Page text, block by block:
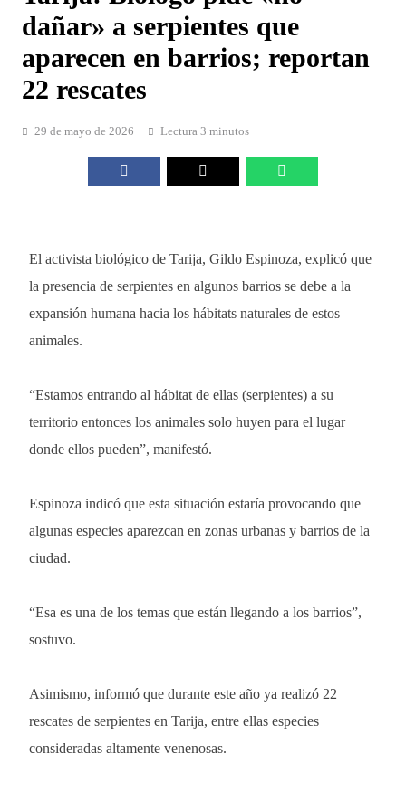
dañar» a serpientes que
aparecen en barrios; reportan
22 rescates
29 de mayo de 2026 Lectura 3 minutos
El activista biológico de Tarija, Gildo Espinoza, explicó que
la presencia de serpientes en algunos barrios se debe a la
expansión humana hacia los hábitats naturales de estos
animales.
“Estamos entrando al hábitat de ellas (serpientes) a su
territorio entonces los animales solo huyen para el lugar
donde ellos pueden”, manifestó.
Espinoza indicó que esta situación estaría provocando que
algunas especies aparezcan en zonas urbanas y barrios de la
ciudad.
“Esa es una de los temas que están llegando a los barrios”,
sostuvo.
Asimismo, informó que durante este año ya realizó 22
rescates de serpientes en Tarija, entre ellas especies
consideradas altamente venenosas.